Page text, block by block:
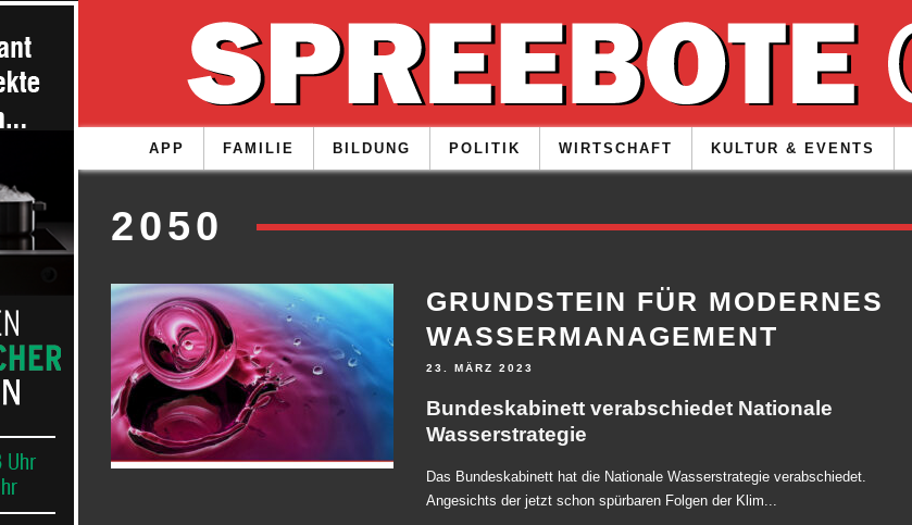
APP FAMILIE BILDUNG POLITIK WIRTSCHAFT KULTUR & EVENTS
2050
GRUNDSTEIN FÜR MODERNES
WASSERMANAGEMENT
23. MÄRZ 2023
Bundeskabinett verabschiedet Nationale
Wasserstrategie
Das Bundeskabinett hat die Nationale Wasserstrategie verabschiedet.
Angesichts der jetzt schon spürbaren Folgen der Klim...